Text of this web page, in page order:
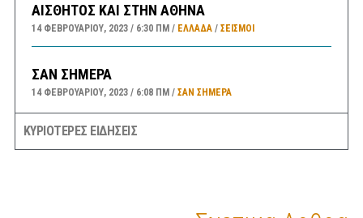
ΑΙΣΘΗΤΟΣ ΚΑΙ ΣΤΗΝ ΑΘΗΝΑ
14 ΦΕΒΡΟΥΑΡΊΟΥ, 2023 6:30 ΠΜ ΕΛΛΑΔA/ ΣΕΙΣΜΟΙ
ΣΑΝ ΣΗΜΕΡΑ
14 ΦΕΒΡΟΥΑΡΊΟΥ, 2023 6:08 ΠΜ ΣΑΝ ΣΉΜΕΡΑ
ΠΡΟΓΝΩΣΗ ΚΑΙΡΟΥ ΕΛΛΑΔΑΣ ΚΑΤΑ ΠΕΡΙΟΧΕΣ
ΚΥΡΙΟΤΕΡΕΣ ΕΙΔΗΣΕΙΣ